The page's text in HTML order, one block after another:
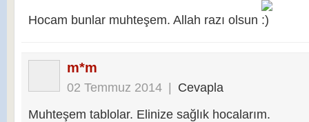
Hocam bunlar muhteşem. Allah razı olsun
m*m
02 Temmuz 2014 | Cevapla
Muhteşem tablolar. Elinize sağlık hocalarım.